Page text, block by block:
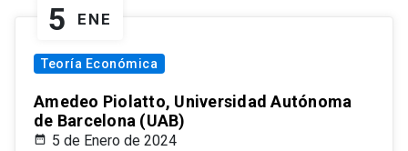
5 ENE
Teoría Económica
Amedeo Piolatto, Universidad Autónoma
de Barcelona (UAB)
5 de Enero de 2024